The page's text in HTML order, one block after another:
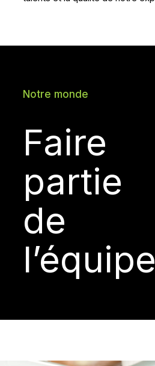
Notre monde
Faire
partie
de
l’équipe